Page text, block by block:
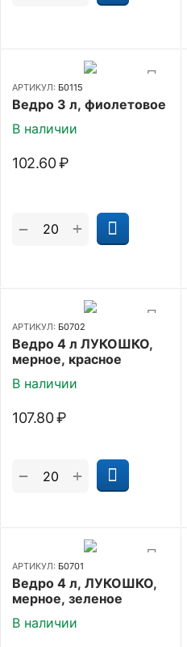
АРТИКУЛ: Б0115
Ведро 3 л, фиолетовое
В наличии
102.60₽
+
−
АРТИКУЛ: Б0702
Ведро 4 л ЛУКОШКО,
мерное, красное
В наличии
107.80₽
+
−
АРТИКУЛ: Б0701
Ведро 4 л, ЛУКОШКО,
мерное, зеленое
В наличии